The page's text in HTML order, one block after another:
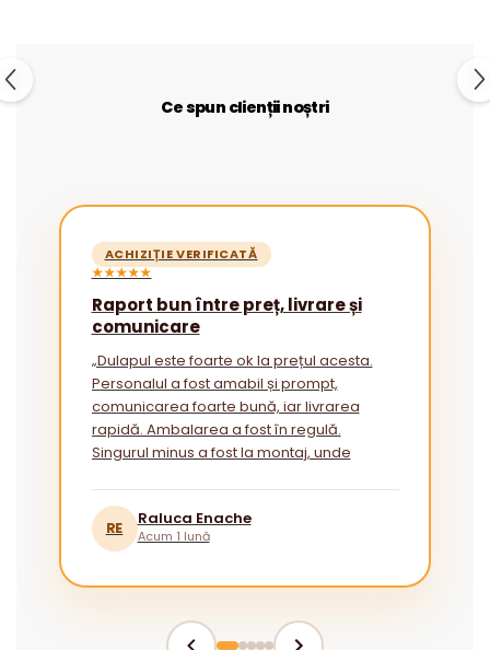
Ce spun clienții noștri
ACHIZIȚIE VERIFICATĂ
★★★★★
Raport bun între preț, livrare și
comunicare
„Dulapul este foarte ok la prețul acesta.
Personalul a fost amabil și prompt,
comunicarea foarte bună, iar livrarea
rapidă. Ambalarea a fost în regulă.
Singurul minus a fost la montaj, unde
RE
Raluca Enache
Acum 1 lună